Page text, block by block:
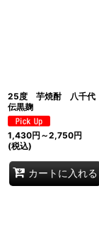
25度 芋焼酎 八千代
伝黒麹
1,430円 ～2,750円
(税込)
カートに入れる